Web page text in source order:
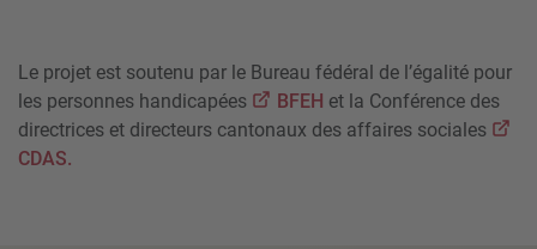
Le projet est soutenu par le Bureau fédéral de l’égalité pour
les personnes handicapées
BFEH et la Conférence des
directrices et directeurs cantonaux des affaires sociales
CDAS.